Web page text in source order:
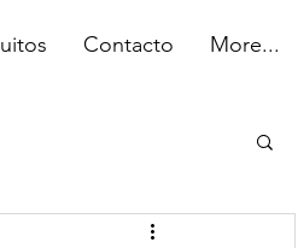
Contacto More...